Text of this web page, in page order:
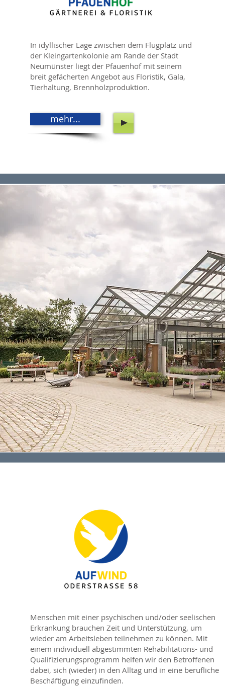
In idyllischer Lage zwischen dem Flugplatz und
der Kleingartenkolonie am Rande der Stadt
Neumünster liegt der Pfauenhof mit seinem
breit gefächerten Angebot aus Floristik, Gala,
Tierhaltung, Brennholzproduktion.
mehr...
Menschen mit einer psychischen und/oder seelischen
Erkrankung brauchen Zeit und Unterstützung, um
wieder am Arbeitsleben teilnehmen zu können. Mit
einem individuell abgestimmten Rehabilitations- und
Qualifizierungsprogramm helfen wir den Betroffenen
dabei, sich (wieder) in den Alltag und in eine berufliche
Beschäftigung einzufinden.